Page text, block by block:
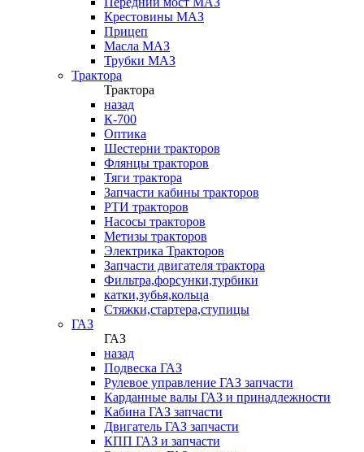
Крестовины МАЗ
Прицеп
Масла МАЗ
Трубки МАЗ
Трактора
Трактора
назад
К-700
Оптика
Шестерни тракторов
Флянцы тракторов
Тяги трактора
Запчасти кабины тракторов
РТИ тракторов
Насосы тракторов
Метизы тракторов
Электрика Тракторов
Запчасти двигателя трактора
Фильтра,форсунки,турбики
катки,зубья,кольца
Стяжки,стартера,ступицы
ГАЗ
ГАЗ
назад
Подвеска ГАЗ
Рулевое управление ГАЗ запчасти
Карданные валы ГАЗ и принадлежности
Кабина ГАЗ запчасти
Двигатель ГАЗ запчасти
КПП ГАЗ и запчасти